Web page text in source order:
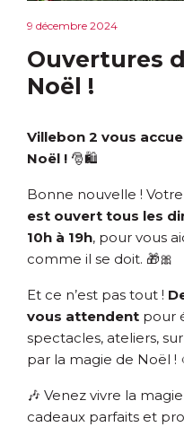
9 décembre 2024
Ouvertures
Noël !
Villebon 2 vous
Noël ! 🎅🛍️
Bonne nouvelle !
est ouvert tous les
10h à 19h, pour vous
comme il se doit. 🎁🎀
Et ce n’est pas tout !
vous attendent pour
spectacles, ateliers,
par la magie de Noël !
🎶 Venez vivre la
cadeaux parfaits et